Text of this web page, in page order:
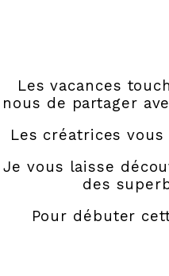
Les vacances
nous de partager
Les créatrices
Je vous laisse
des
Pour débuter